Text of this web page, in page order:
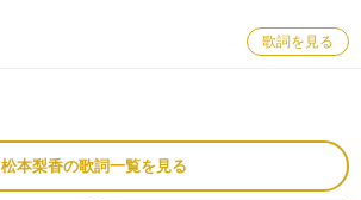
歌詞を見る
松本梨香の歌詞一覧を見る